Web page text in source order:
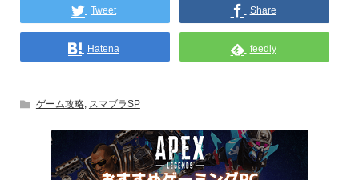
Tweet Share
Hatena feedly
ゲーム攻略, スマブラSP